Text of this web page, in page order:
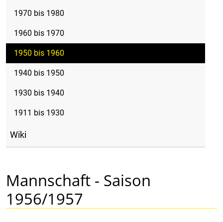
1970 bis 1980
1960 bis 1970
1950 bis 1960
1940 bis 1950
1930 bis 1940
1911 bis 1930
Wiki
Mannschaft - Saison
1956/1957